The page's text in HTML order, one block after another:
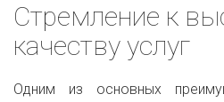
Стремление к
качеству услуг
Одним из основных